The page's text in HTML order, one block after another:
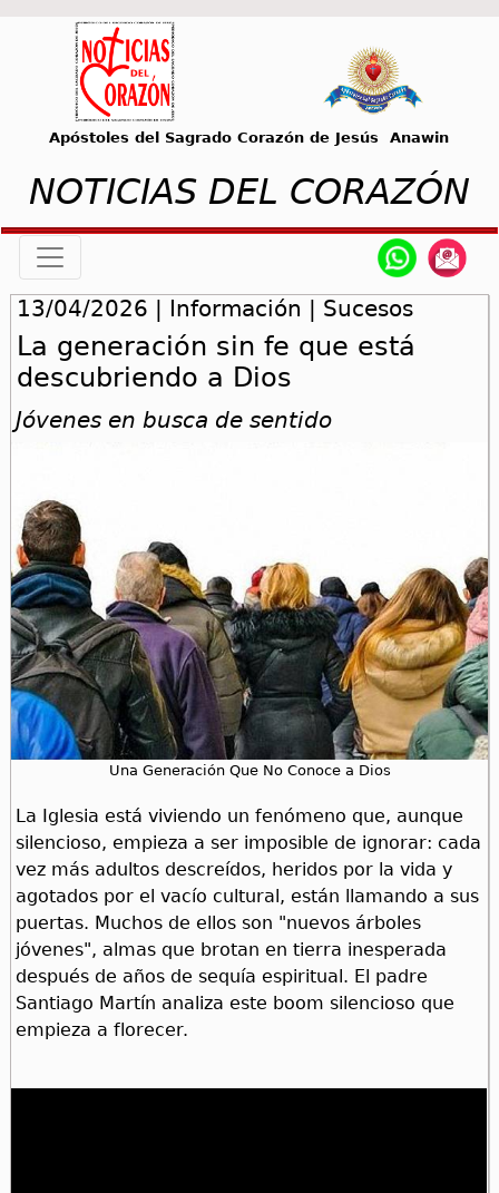
Apóstoles del Sagrado Corazón de Jesús Anawin
NOTICIAS DEL CORAZÓN
13/04/2026 | Información | Sucesos
La generación sin fe que está
descubriendo a Dios
Jóvenes en busca de sentido
Una Generación Que No Conoce a Dios
La Iglesia está viviendo un fenómeno que, aunque
silencioso, empieza a ser imposible de ignorar: cada
vez más adultos descreídos, heridos por la vida y
agotados por el vacío cultural, están llamando a sus
puertas. Muchos de ellos son "nuevos árboles
jóvenes", almas que brotan en tierra inesperada
después de años de sequía espiritual. El padre
Santiago Martín analiza este boom silencioso que
empieza a florecer.